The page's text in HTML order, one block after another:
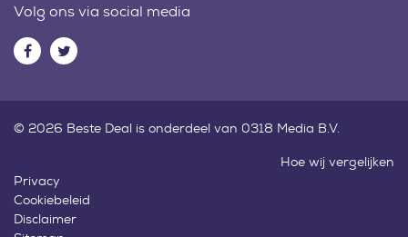
Volg ons via social media
© 2026 Beste Deal is onderdeel van 0318 Media B.V.
Hoe wij vergelijken
Privacy
Cookiebeleid
Disclaimer